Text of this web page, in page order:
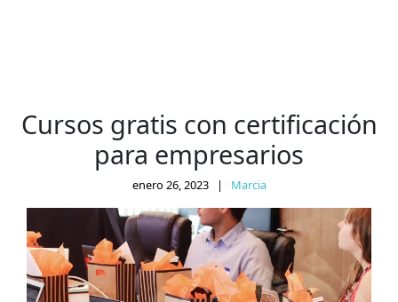
Cursos gratis con certificación
para empresarios
enero 26, 2023 | Marcia